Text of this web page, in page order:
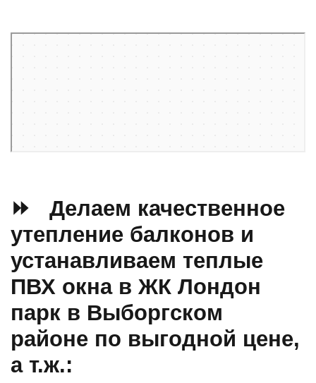
⏩ Делаем качественное
утепление балконов и
устанавливаем теплые
ПВХ окна в ЖК Лондон
парк в Выборгском
районе по выгодной цене,
а т.ж.: